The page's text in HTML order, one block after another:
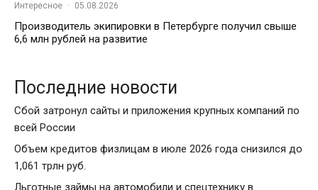
Интересное · 05.08.2026
Производитель экипировки в Петербурге получил свыше
6,6 млн рублей на развитие
Последние новости
Сбой затронул сайты и приложения крупных компаний по
всей России
Объем кредитов физлицам в июле 2026 года снизился до
1,061 трлн руб.